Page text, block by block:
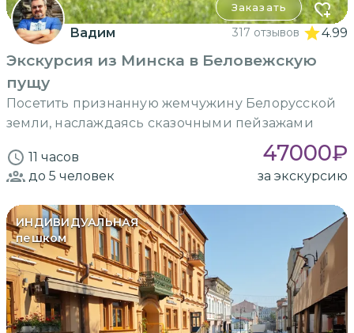
Заказать
Вадим 317 отзывов 4.99
Экскурсия из Минска в Беловежскую
пущу
Посетить признанную жемчужину Белорусской
земли, наслаждаясь сказочными пейзажами
11 часов 47000₽
до 5 человек за экскурсию
ИНДИВИДУАЛЬНАЯ
пешком